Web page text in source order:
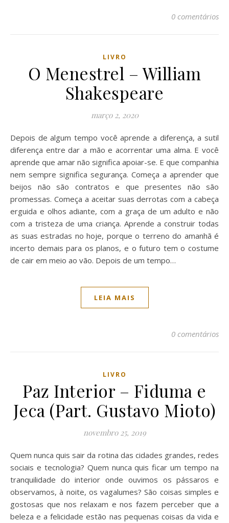
0 comentários
LIVRO
O Menestrel – William
Shakespeare
março 2, 2020
Depois de algum tempo você aprende a diferença, a sutil
diferença entre dar a mão e acorrentar uma alma. E você
aprende que amar não significa apoiar-se. E que companhia
nem sempre significa segurança. Começa a aprender que
beijos não são contratos e que presentes não são
promessas. Começa a aceitar suas derrotas com a cabeça
erguida e olhos adiante, com a graça de um adulto e não
com a tristeza de uma criança. Aprende a construir todas
as suas estradas no hoje, porque o terreno do amanhã é
incerto demais para os planos, e o futuro tem o costume
de cair em meio ao vão. Depois de um tempo…
LEIA MAIS
0 comentários
LIVRO
Paz Interior – Fiduma e
Jeca (Part. Gustavo Mioto)
novembro 25, 2019
Quem nunca quis sair da rotina das cidades grandes, redes
sociais e tecnologia? Quem nunca quis ficar um tempo na
tranquilidade do interior onde ouvimos os pássaros e
observamos, à noite, os vagalumes? São coisas simples e
gostosas que nos relaxam e nos fazem perceber que a
beleza e a felicidade estão nas pequenas coisas da vida e